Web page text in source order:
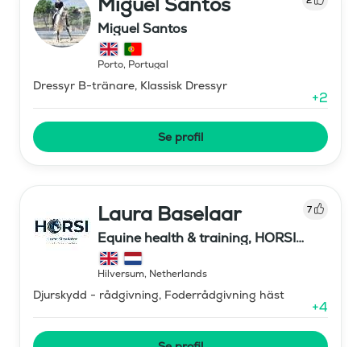
Miguel Santos
Porto, Portugal
Dressyr B-tränare, Klassisk Dressyr
+2
Se profil
Laura Baselaar 7
Equine health & training, HORSI
horse simulator
Hilversum, Netherlands
Djurskydd - rådgivning, Foderrådgivning häst
+4